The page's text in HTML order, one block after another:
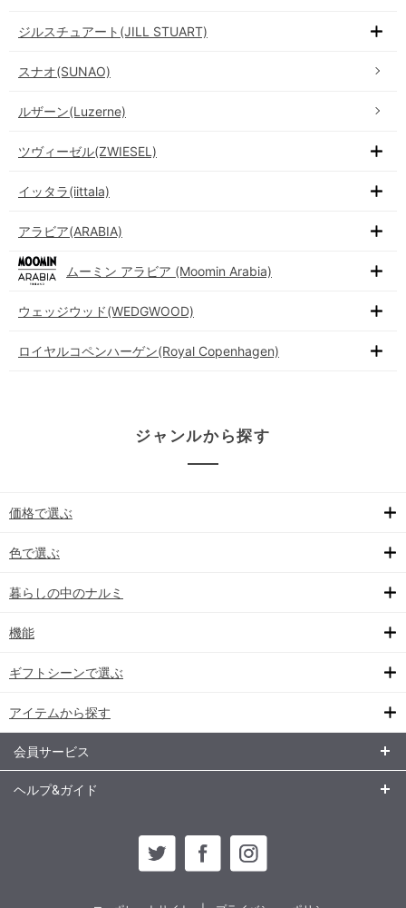
ジルスチュアート(JILL STUART)
スナオ(SUNAO)
ルザーン(Luzerne)
ツヴィーゼル(ZWIESEL)
イッタラ(iittala)
アラビア(ARABIA)
ムーミン アラビア (Moomin Arabia)
ウェッジウッド(WEDGWOOD)
ロイヤルコペンハーゲン(Royal Copenhagen)
ジャンルから探す
価格で選ぶ
色で選ぶ
暮らしの中のナルミ
機能
ギフトシーンで選ぶ
アイテムから探す
会員サービス
ヘルプ&ガイド